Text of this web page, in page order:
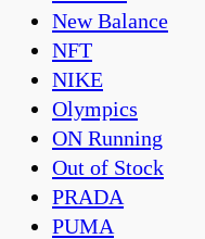
New Balance
NFT
NIKE
Olympics
ON Running
Out of Stock
PRADA
PUMA